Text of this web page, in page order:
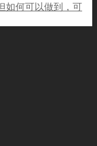
如何可以做到，可